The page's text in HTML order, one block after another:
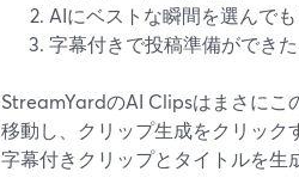
AIにベストな瞬間を選んで
字幕付きで投稿準備ができ
StreamYardのAI Clipsはまさにこ
移動し、クリップ生成をクリック
字幕付きクリップとタイトルを生